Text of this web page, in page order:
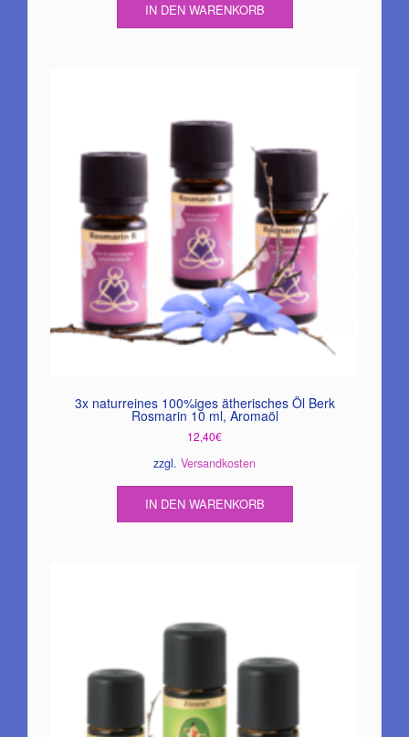
IN DEN WARENKORB
3x naturreines 100%iges ätherisches Öl Berk
Rosmarin 10 ml, Aromaöl
12,40€
zzgl. Versandkosten
IN DEN WARENKORB